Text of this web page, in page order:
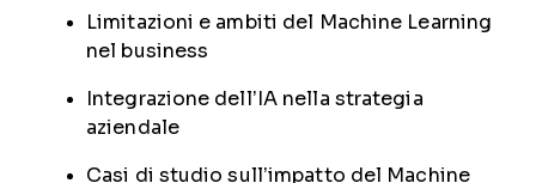
Limitazioni e ambiti del Machine Learning
nel business
Integrazione dell’IA nella strategia
aziendale
Casi di studio sull’impatto del Machine